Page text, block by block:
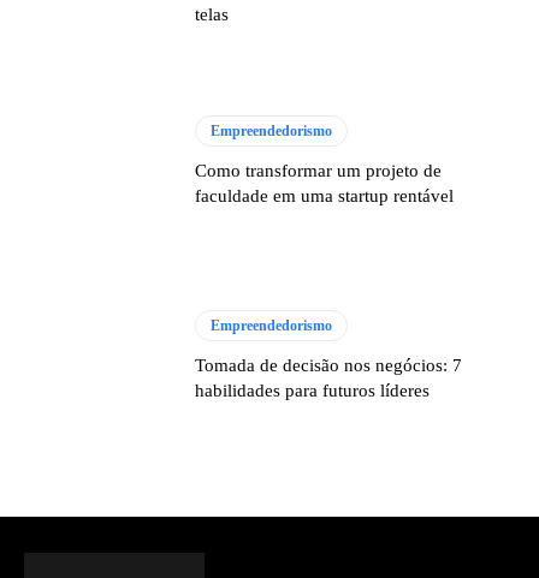
telas
Empreendedorismo
Como transformar um projeto de
faculdade em uma startup rentável
Empreendedorismo
Tomada de decisão nos negócios: 7
habilidades para futuros líderes